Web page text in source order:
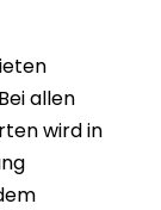
allen
wird in